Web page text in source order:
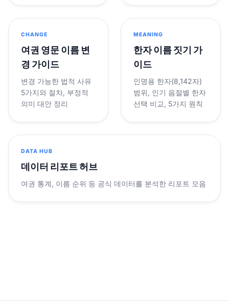
CHANGE
여권 영문 이름 변
경 가이드
변경 가능한 법적 사유
5가지와 절차, 부정적
의미 대안 정리
MEANING
한자 이름 짓기 가
이드
인명용 한자(8,142자)
범위, 인기 음절별 한자
선택 비교, 5가지 원칙
DATA HUB
데이터 리포트 허브
여권 통계, 이름 순위 등 공식 데이터를 분석한 리포트 모음